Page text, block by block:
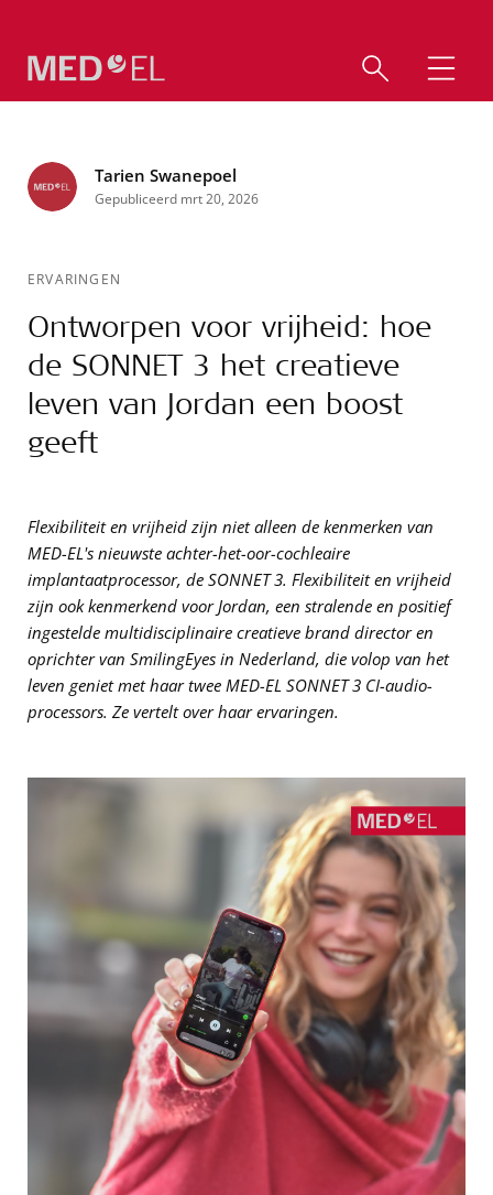
Tarien Swanepoel
Gepubliceerd mrt 20, 2026
ERVARINGEN
Ontworpen voor vrijheid: hoe
de SONNET 3 het creatieve
leven van Jordan een boost
geeft
Flexibiliteit en vrijheid zijn niet alleen de kenmerken van
MED-EL's nieuwste achter-het-oor-cochleaire
implantaatprocessor, de SONNET 3. Flexibiliteit en vrijheid
zijn ook kenmerkend voor Jordan, een stralende en positief
ingestelde multidisciplinaire creatieve brand director en
oprichter van SmilingEyes in Nederland, die volop van het
leven geniet met haar twee MED-EL SONNET 3 CI-audio-
processors. Ze vertelt over haar ervaringen.